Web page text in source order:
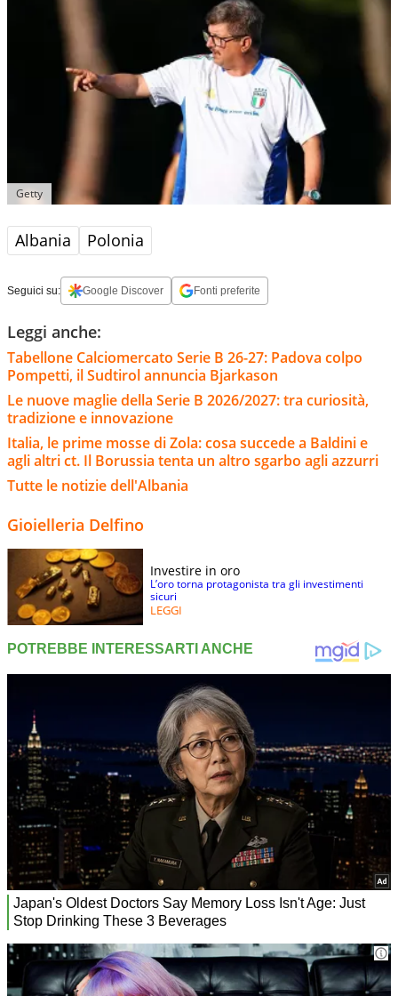
Getty
Albania Polonia
Seguici su: Google Discover Fonti preferite
Leggi anche:
Tabellone Calciomercato Serie B 26-27: Padova colpo
Pompetti, il Sudtirol annuncia Bjarkason
Le nuove maglie della Serie B 2026/2027: tra curiosità,
tradizione e innovazione
Italia, le prime mosse di Zola: cosa succede a Baldini e
agli altri ct. Il Borussia tenta un altro sgarbo agli azzurri
Tutte le notizie dell'Albania
Gioielleria Delfino
Investire in oro
L’oro torna protagonista tra gli investimenti
sicuri
LEGGI